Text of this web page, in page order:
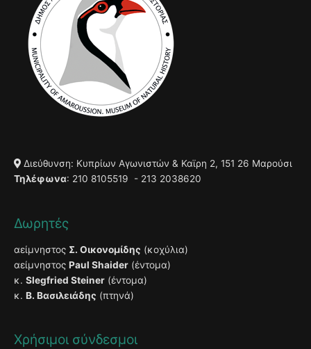
Διεύθυνση: Κυπρίων Αγωνιστών & Καϊρη 2, 151 26 Μαρούσι
Τηλέφωνα: 210 8105519 - 213 2038620
Δωρητές
αείμνηστος Σ. Οικονομίδης (κοχύλια)
αείμνηστος Paul Shaider (έντομα)
κ. Slegfried Steiner (έντομα)
κ. Β. Βασιλειάδης (πτηνά)
Χρήσιμοι σύνδεσμοι